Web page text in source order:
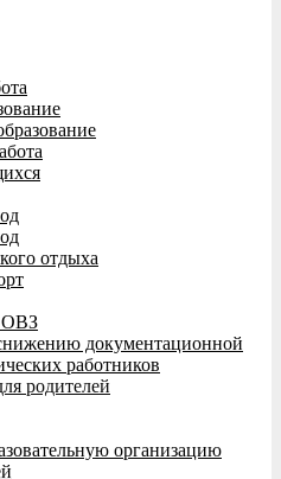
отдыха
ОВЗ
документационной
работников
родителей
организацию